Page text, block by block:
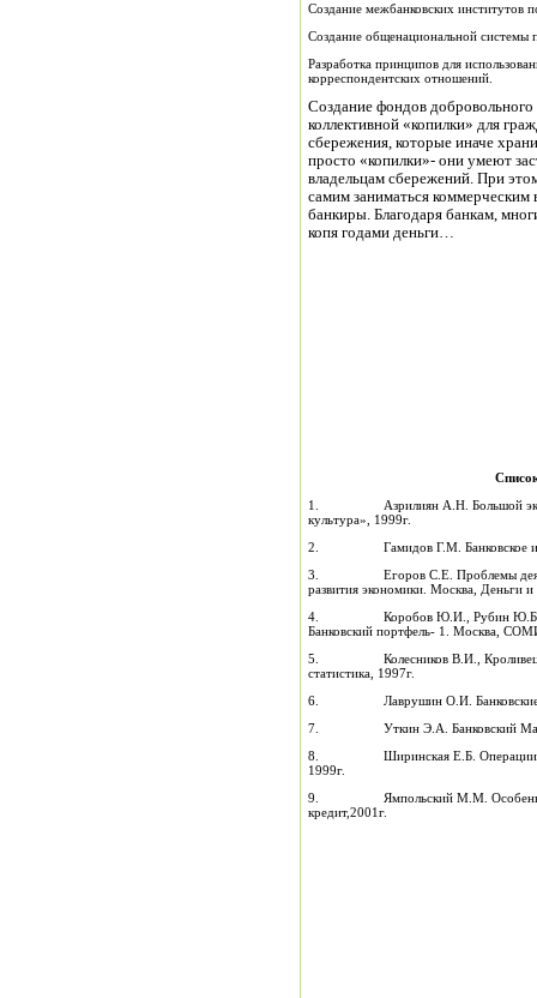
Создание межбанковских институтов
Создание общенациональной системы
Разработка принципов для
корреспондентских отношений.
Создание фондов
коллективной «копилки» для
сбережения, которые иначе
просто «копилки»- они умеют
владельцам сбережений. При
самим заниматься коммерческим
банкиры. Благодаря банкам,
копя годами деньги…
1. Азрилиян А.Н. Большой
культура», 1999г.
2. Гамидов Г.М. Банковское и
3. Егоров С.Е. Проблемы
развития экономики. Москва, Деньги и
4. Коробов Ю.И., Рубин Ю.Б.,
Банковский портфель- 1. Москва,
5. Колесников В.И., Кроливецкая
статистика, 1997г.
6. Лаврушин О.И. Банковские
7. Уткин Э.А. Банковский
8. Ширинская Е.Б. Операции
1999г.
9. Ямпольский М.М. Особенности
кредит,2001г.